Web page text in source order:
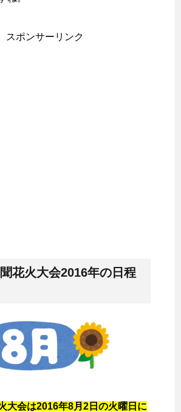
スポンサーリンク
花火大会2016年の日程
大会は2016年8月2日の火曜日に